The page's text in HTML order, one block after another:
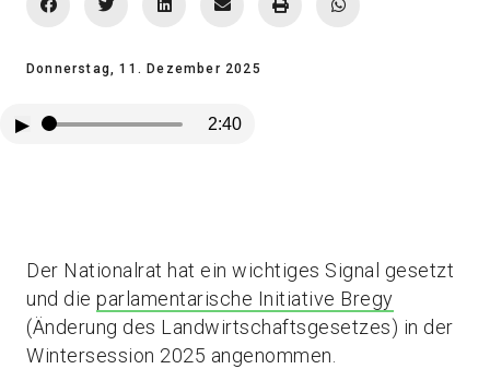
Donnerstag, 11. Dezember 2025
▶ 2:40
Der Nationalrat hat ein wichtiges Signal gesetzt
und die parlamentarische Initiative Bregy
(Änderung des Landwirtschaftsgesetzes) in der
Wintersession 2025 angenommen.